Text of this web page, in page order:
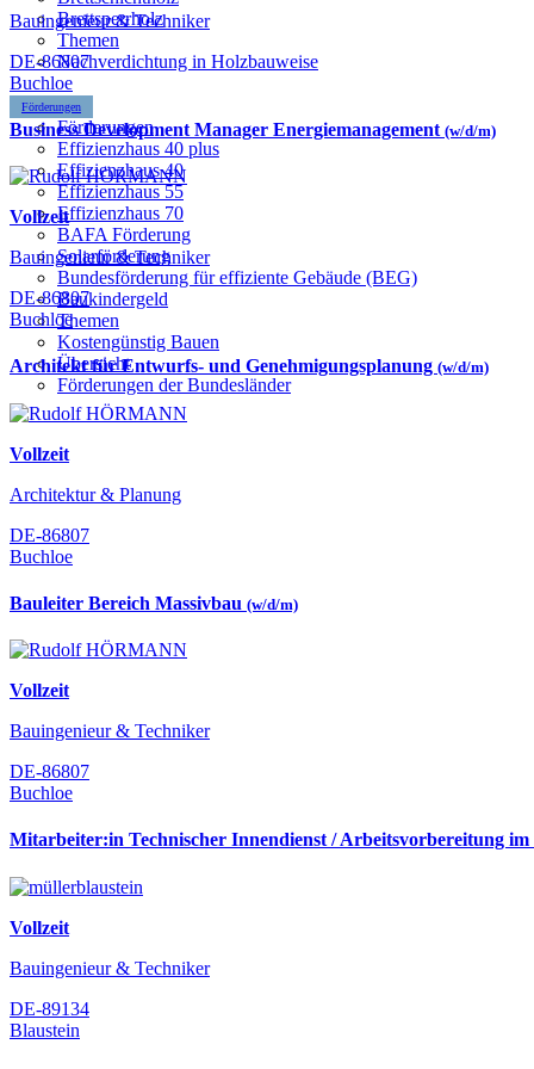
Brettsperrholz
Themen
Nachverdichtung in Holzbauweise
Förderungen
Förderungen
Effizienzhaus 40 plus
Effizienzhaus 40
Effizienzhaus 55
Effizienzhaus 70
BAFA Förderung
Solarförderung
Bundesförderung für effiziente Gebäude (BEG)
Baukindergeld
Themen
Kostengünstig Bauen
Übersicht
Förderungen der Bundesländer
Bauingenieur & Techniker
DE-86807
Buchloe
Business Development Manager Energiemanagement (w/d/m)
Vollzeit
Bauingenieur & Techniker
DE-86807
Buchloe
Architekt für Entwurfs- und Genehmigungsplanung (w/d/m)
Vollzeit
Architektur & Planung
DE-86807
Buchloe
Bauleiter Bereich Massivbau (w/d/m)
Vollzeit
Bauingenieur & Techniker
DE-86807
Buchloe
Mitarbeiter:in Technischer Innendienst / Arbeitsvorbereitung im
Vollzeit
Bauingenieur & Techniker
DE-89134
Blaustein